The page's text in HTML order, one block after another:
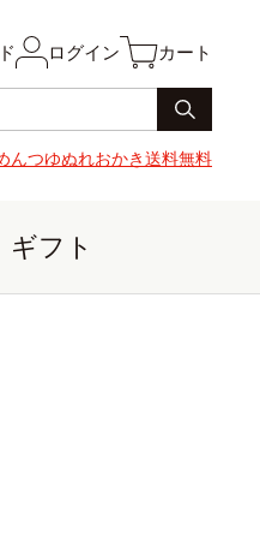
ログイン カート
んつゆぬれおかき送料無料
ギフト